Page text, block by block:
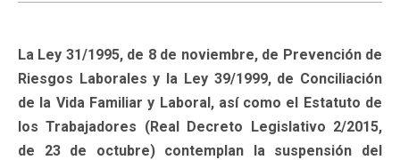
La Ley 31/1995, de 8 de noviembre, de Prevención de
Riesgos Laborales y la Ley 39/1999, de Conciliación
de la Vida Familiar y Laboral, así como el Estatuto de
los Trabajadores (Real Decreto Legislativo 2/2015,
de 23 de octubre) contemplan la suspensión del